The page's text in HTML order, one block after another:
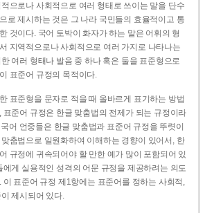
으로나 사회적으로 여러 형태로 쓰이는 말을 단수
로 제시하는 것은 그 나라 국민들의 효율적이고 통
것이다. 국어 토박이 화자가 하는 말은 어휘의 형
지역적으로나 사회적으로 여러 가지로 나타나는
여러 형태나 발음 중 하나 혹은 둘을 표준형으로
표준어 규정의 목적이다.
표준형을 문자로 적을 때 올바르게 표기하는 방법
표준어 규정은 한글 맞춤법의 전제가 되는 규정이라
어 언중들은 한글 맞춤법과 표준어 규정을 뚜렷이
춤법으로 일원화하여 이해하는 경향이 있어서, 한
규정에 귀속되어야 할 만한 예가 많이 포함되어 있
에게 실용적인 성격의 어문 규정을 제공하려는 의도
이 표준어 규정 제1항에는 표준어를 정하는 사회적,
제시되어 있다.